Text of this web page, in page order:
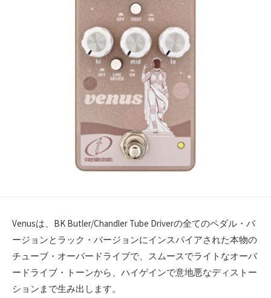
Venusは、BK Butler/Chandler Tube Driverの全てのペダル・バ
ージョンとラック・バージョンにインスパイアされた本物の
チューブ・オーバードライブで、スムースでライトなオーバ
ードライブ・トーンから、ハイゲインで意地悪なディストー
ションまで生み出します。